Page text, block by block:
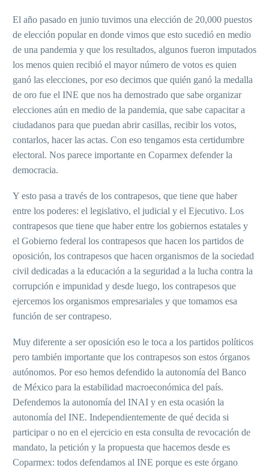
El año pasado en junio tuvimos una elección de 20,000 puestos
de elección popular en donde vimos que esto sucedió en medio
de una pandemia y que los resultados, algunos fueron imputados
los menos quien recibió el mayor número de votos es quien
ganó las elecciones, por eso decimos que quién ganó la medalla
de oro fue el INE que nos ha demostrado que sabe organizar
elecciones aún en medio de la pandemia, que sabe capacitar a
ciudadanos para que puedan abrir casillas, recibir los votos,
contarlos, hacer las actas. Con eso tengamos esta certidumbre
electoral. Nos parece importante en Coparmex defender la
democracia.
Y esto pasa a través de los contrapesos, que tiene que haber
entre los poderes: el legislativo, el judicial y el Ejecutivo. Los
contrapesos que tiene que haber entre los gobiernos estatales y
el Gobierno federal los contrapesos que hacen los partidos de
oposición, los contrapesos que hacen organismos de la sociedad
civil dedicadas a la educación a la seguridad a la lucha contra la
corrupción e impunidad y desde luego, los contrapesos que
ejercemos los organismos empresariales y que tomamos esa
función de ser contrapeso.
Muy diferente a ser oposición eso le toca a los partidos políticos
pero también importante que los contrapesos son estos órganos
autónomos. Por eso hemos defendido la autonomía del Banco
de México para la estabilidad macroeconómica del país.
Defendemos la autonomía del INAI y en esta ocasión la
autonomía del INE. Independientemente de qué decida si
participar o no en el ejercicio en esta consulta de revocación de
mandato, la petición y la propuesta que hacemos desde es
Coparmex: todos defendamos al INE porque es este órgano